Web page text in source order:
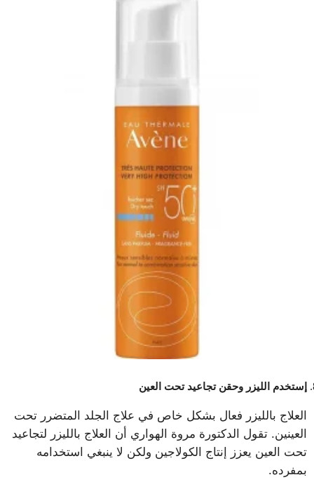
إستخدم الليزر وحقن تجاعيد تحت العين
العلاج بالليزر فعال بشكل خاص في علاج الجلد المتضرر تحت
العينين. تقول الدكتورة مروة الهواري أن العلاج بالليزر لتجاعيد
تحت العين يعزز إنتاج الكولاجين ولكن لا ينبغي استخدامه
بمفرده.